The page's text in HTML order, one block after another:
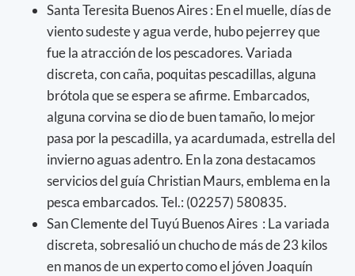
Santa Teresita Buenos Aires : En el muelle, días de
viento sudeste y agua verde, hubo pejerrey que
fue la atracción de los pescadores. Variada
discreta, con caña, poquitas pescadillas, alguna
brótola que se espera se afirme. Embarcados,
alguna corvina se dio de buen tamaño, lo mejor
pasa por la pescadilla, ya acardumada, estrella del
invierno aguas adentro. En la zona destacamos
servicios del guía Christian Maurs, emblema en la
pesca embarcados. Tel.: (02257) 580835.
San Clemente del Tuyú Buenos Aires : La variada
discreta, sobresalió un chucho de más de 23 kilos
en manos de un experto como el jóven Joaquín